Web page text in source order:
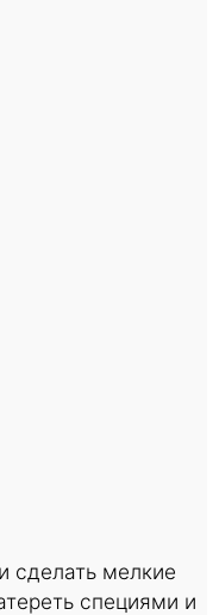
сделать мелкие
специями и